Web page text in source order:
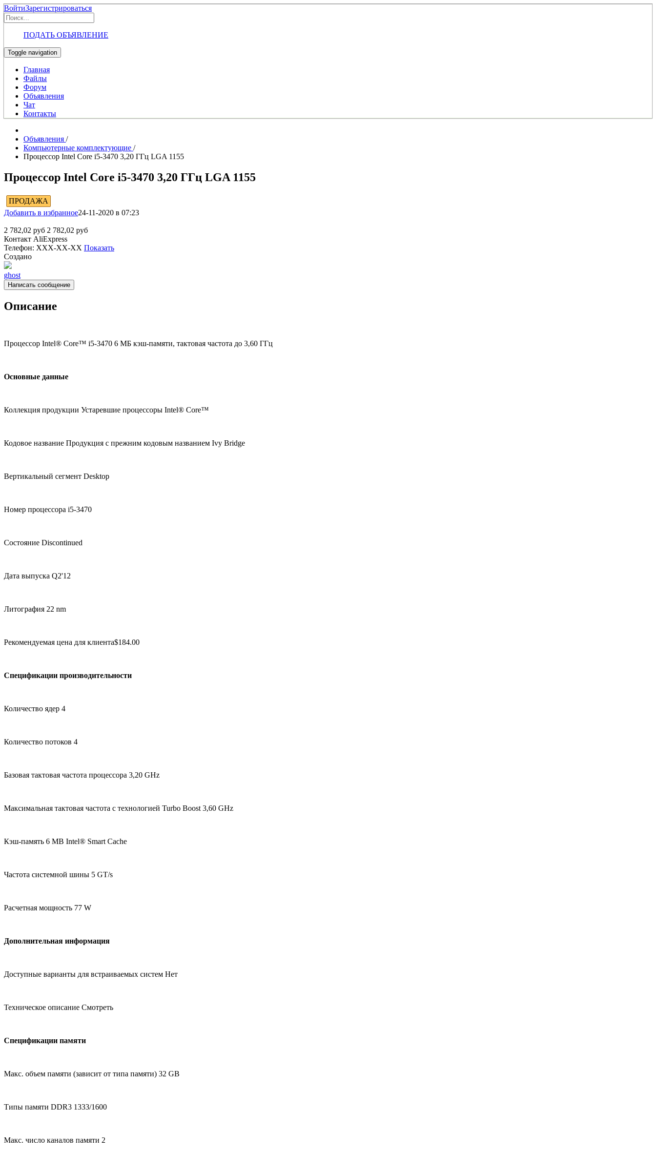
ВойтиЗарегистрироваться
ПОДАТЬ ОБЪЯВЛЕНИЕ
Toggle navigation
Главная
Файлы
Форум
Объявления
Чат
Контакты
Объявления /
Компьютерные комплектующие /
Процессор Intel Core i5-3470 3,20 ГГц LGA 1155
Процессор Intel Core i5-3470 3,20 ГГц LGA 1155
ПРОДАЖА
Добавить в избранное24-11-2020 в 07:23
2 782,02 руб 2 782,02 руб
Контакт AliExpress
Телефон: XXX-XX-XX Показать
Создано
ghost
Написать сообщение
Описание
Процессор Intel® Core™ i5-3470 6 МБ кэш-памяти, тактовая частота до 3,60 ГГц
Основные данные
Коллекция продукции Устаревшие процессоры Intel® Core™
Кодовое название Продукция с прежним кодовым названием Ivy Bridge
Вертикальный сегмент Desktop
Номер процессора i5-3470
Состояние Discontinued
Дата выпуска Q2'12
Литография 22 nm
Рекомендуемая цена для клиента$184.00
Спецификации производительности
Количество ядер 4
Количество потоков 4
Базовая тактовая частота процессора 3,20 GHz
Максимальная тактовая частота с технологией Turbo Boost 3,60 GHz
Кэш-память 6 MB Intel® Smart Cache
Частота системной шины 5 GT/s
Расчетная мощность 77 W
Дополнительная информация
Доступные варианты для встраиваемых систем Нет
Техническое описание Смотреть
Спецификации памяти
Макс. объем памяти (зависит от типа памяти) 32 GB
Типы памяти DDR3 1333/1600
Макс. число каналов памяти 2